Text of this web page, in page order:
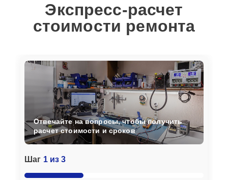
Экспресс-расчет
стоимости ремонта
Шаг 1 из 3
Отвечайте на вопросы, чтобы получить
расчет стоимости и сроков